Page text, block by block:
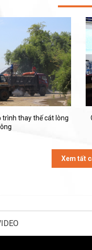
trình thay thế cát lòng
Xem tất